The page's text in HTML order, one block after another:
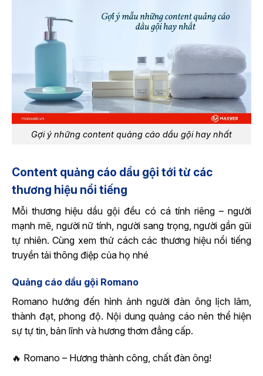
Gợi ý những content quảng cáo dầu gội hay nhất
Content quảng cáo dầu gội tới từ các
thương hiệu nổi tiếng
Mỗi thương hiệu dầu gội đều có cá tính riêng – người
mạnh mẽ, người nữ tính, người sang trọng, người gần gũi
tự nhiên. Cùng xem thử cách các thương hiệu nổi tiếng
truyền tải thông điệp của họ nhé
Quảng cáo dầu gội Romano
Romano hướng đến hình ảnh người đàn ông lịch lãm,
thành đạt, phong độ. Nội dung quảng cáo nên thể hiện
sự tự tin, bản lĩnh và hương thơm đẳng cấp.
🔥 Romano – Hương thành công, chất đàn ông!